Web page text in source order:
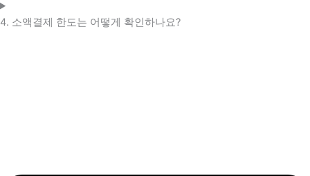
4. 소액결제 한도는 어떻게 확인하나요?